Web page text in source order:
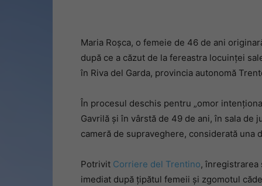
Maria Roșca, o femeie de 46 de ani
după ce a căzut de la fereastra locuinței
în Riva del Garda, provincia autonomă
În procesul deschis pentru „omor
Gavrilă și în vârstă de 49 de ani, în sala de
cameră de supraveghere, considerată una
Potrivit Corriere del Trentino, înregistrarea
imediat după țipătul femeii și zgomotul